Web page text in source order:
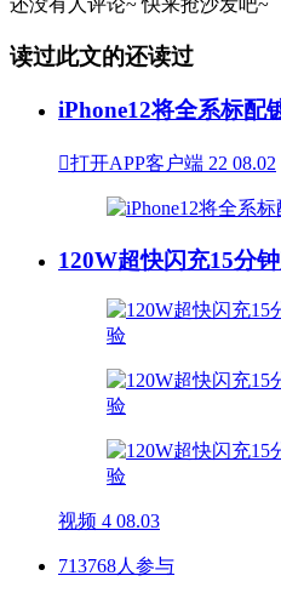
读过此文的还读过
iPhone12将全系标配
打开APP客户端 22 08.02
120W超快闪充15分
视频 4 08.03
713768人参与